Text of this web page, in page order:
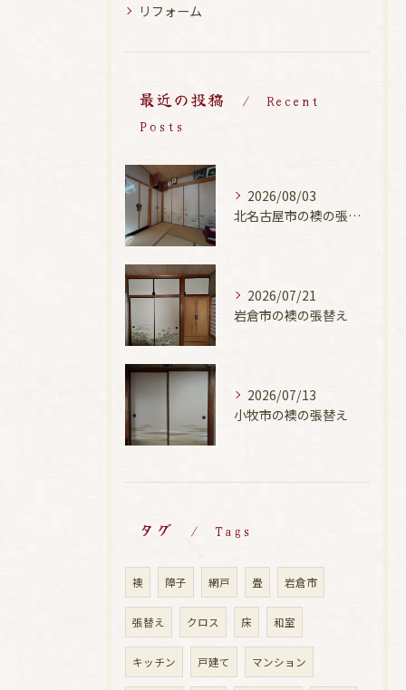
リフォーム
最近の投稿
Recent
Posts
2026/08/03
北名古屋市の襖の張替え
2026/07/21
岩倉市の襖の張替え
2026/07/13
小牧市の襖の張替え
タグ Tags
襖 障子 網戸 畳 岩倉市
張替え クロス 床 和室
キッチン 戸建て マンション